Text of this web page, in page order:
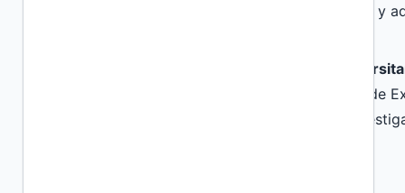
extensión y el enfoque de derechos de niños, niñas y
Alexandra Ailen Paolini Benavides, Instituto
Licenciada en Comunicación Social, Prosecretaria de
Instituto Universitario Patagónico de las Artes.